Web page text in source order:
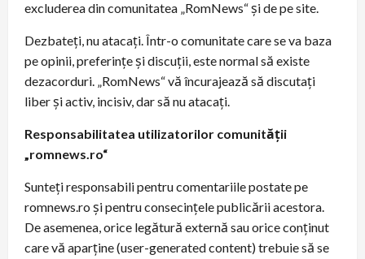
excluderea din comunitatea „RomNews“ şi de pe site.
Dezbateţi, nu atacaţi. Într-o comunitate care se va baza
pe opinii, preferinţe şi discuţii, este normal să existe
dezacorduri. „RomNews“ vă încurajează să discutaţi
liber și activ, incisiv, dar să nu atacaţi.
Responsabilitatea utilizatorilor comunităţii
„romnews.ro“
Sunteţi responsabili pentru comentariile postate pe
romnews.ro şi pentru consecinţele publicării acestora.
De asemenea, orice legătură externă sau orice conţinut
care vă aparţine (user-generated content) trebuie să se